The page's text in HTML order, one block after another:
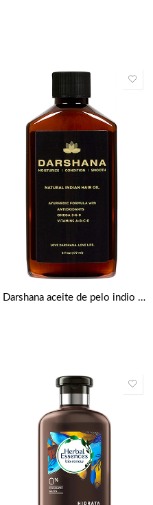
Darshana aceite de pelo indio Natural 177ml